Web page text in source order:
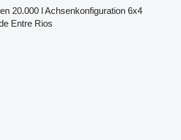
20.000 lAchsenkonfiguration 6x4
Entre Rios